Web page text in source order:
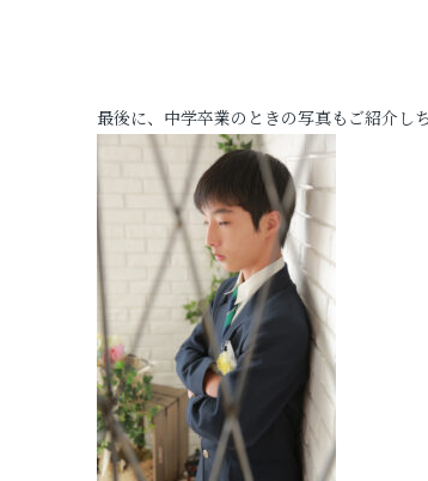
最後に、中学卒業のときの写真もご紹介し